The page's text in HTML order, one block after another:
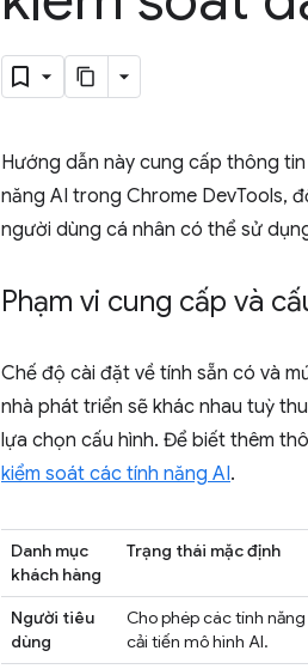
Hướng dẫn này cung cấp thông
năng AI trong Chrome DevTools,
người dùng cá nhân có thể sử
Phạm vi cung cấp và
Chế độ cài đặt về tính sẵn có và
nhà phát triển sẽ khác nhau tuỳ
lựa chọn cấu hình. Để biết thêm
kiểm soát các tính năng AI.
Danh mục
khách hàng
Trạng thái mặc định
Người tiêu
dùng
Cho phép các tính
cải tiến mô hình AI.